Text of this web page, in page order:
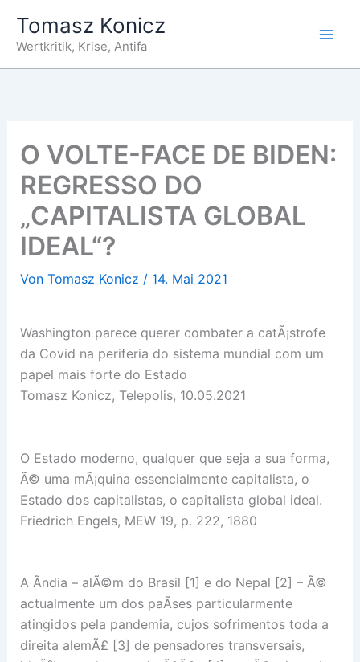
Inhalt
springen
Tomasz Konicz
Wertkritik, Krise, Antifa
O VOLTE-FACE DE BIDEN:
REGRESSO DO
„CAPITALISTA GLOBAL
IDEAL“?
Von Tomasz Konicz / 14. Mai 2021
Washington parece querer combater a catÃ¡strofe
da Covid na periferia do sistema mundial com um
papel mais forte do Estado
Tomasz Konicz, Telepolis, 10.05.2021
O Estado moderno, qualquer que seja a sua forma,
Ã© uma mÃ¡quina essencialmente capitalista, o
Estado dos capitalistas, o capitalista global ideal.
Friedrich Engels, MEW 19, p. 222, 1880
A Ãndia – alÃ©m do Brasil [1] e do Nepal [2] – Ã©
actualmente um dos paÃ­ses particularmente
atingidos pela pandemia, cujos sofrimentos toda a
direita alemÃ£ [3] de pensadores transversais,